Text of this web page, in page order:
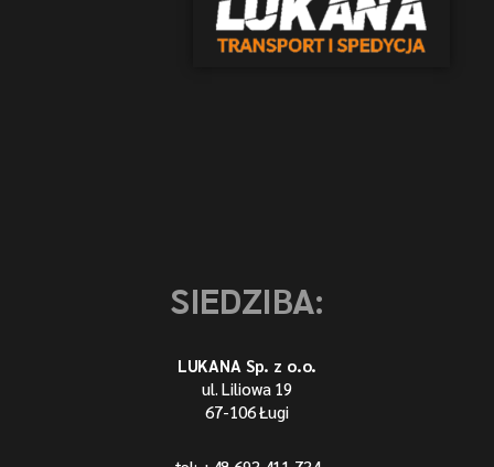
SIEDZIBA:
LUKANA Sp. z o.o.
ul. Liliowa 19
67-106 Ługi